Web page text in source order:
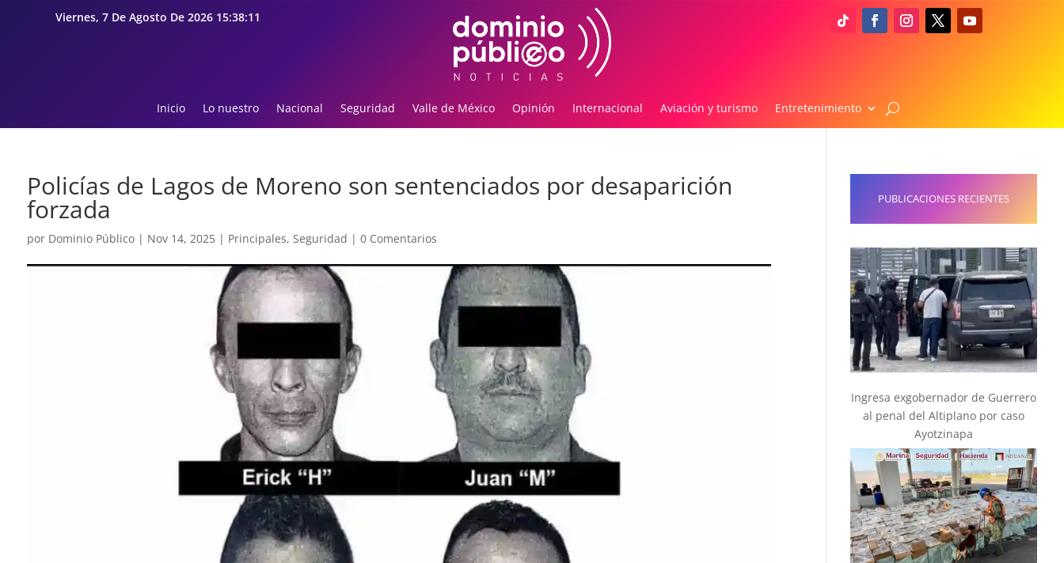
Viernes, 7 De Agosto De 2026 15:38:12
Inicio Lo nuestro Nacional Seguridad Valle de México Opinión Internacional Aviación y turismo Entretenimiento
Policías de Lagos de Moreno son sentenciados por desaparición
forzada
por Dominio Público| Nov 14, 2025| Principales, Seguridad | 0 Comentarios
PUBLICACIONES RECIENTES
Ingresa exgobernador de Guerrero
al penal del Altiplano por caso
Ayotzinapa